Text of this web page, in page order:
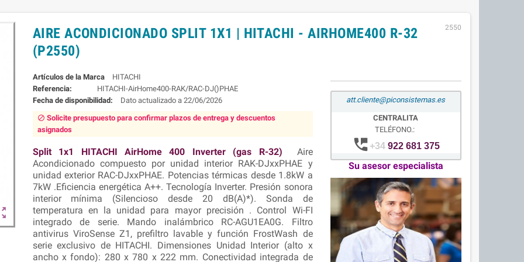
2550
AIRE ACONDICIONADO SPLIT 1X1 | HITACHI - AIRHOME400 R-32
(P2550)
Marca
HITACHI
Referencia:
HITACHI-AirHome400-RAK/RAC-DJ()PHAE
Fecha de disponibilidad:
22/06/2026
block Solicite presupuesto para confirmar plazos de entrega y descuentos
asignados
Split 1x1 HITACHI AirHome 400 Inverter (gas R-32)
Aire
Acondicionado compuesto por unidad interior RAK-DJxxPHAE y
unidad exterior RAC-DJxxPHAE. Potencias térmicas desde 1.8kW a
7kW .Eficiencia energética A++. Tecnología Inverter. Presión sonora
interior mínima (Silencioso desde 20 dB(A)*). Sonda de
temperatura en la unidad para mayor precisión . Control Wi-FI
integrado de serie. Mando inalámbrico RC-AGU1EA0G. Filtro
antivirus ViroSense Z1, prefiltro lavable y función FrostWash de
serie exclusivo de HITACHI. Dimensiones Unidad Interior (alto x
ancho x fondo): 280 x 780 x 222 mm. Conectividad integrada de
att.cliente@piconsistemas.es
CENTRALITA
TELÉFONO.:
perm_phone_msg+34 922 681 375
Su asesor especialista